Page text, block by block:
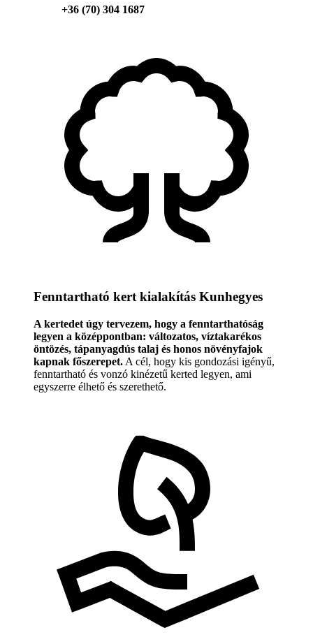
+36 (70) 304 1687
Fenntartható kert kialakítás Kunhegyes
A kertedet úgy tervezem, hogy a fenntarthatóság
legyen a középpontban: változatos, víztakarékos
öntözés, tápanyagdús talaj és honos növényfajok
kapnak főszerepet. A cél, hogy kis gondozási igényű,
fenntartható és vonzó kinézetű kerted legyen, ami
egyszerre élhető és szerethető.